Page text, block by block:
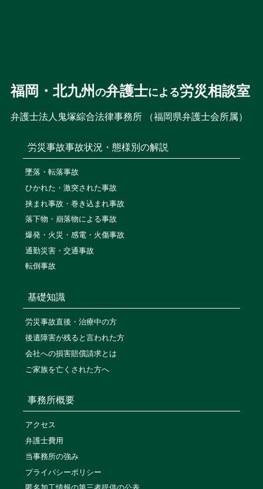
福岡・北九州 の弁護士による労災相談室
弁護士法人鬼塚綜合法律事務所 （福岡県弁護士会所属）
労災事故事故状況・態様別の解説
墜落・転落事故
ひかれた・激突された事故
挟まれ事故・巻き込まれ事故
落下物・崩落物による事故
爆発・火災・感電・火傷事故
通勤災害・交通事故
転倒事故
基礎知識
労災事故直後・治療中の方
後遺障害が残ると言われた方
会社への損害賠償請求とは
ご家族を亡くされた方へ
事務所概要
アクセス
弁護士費用
当事務所の強み
プライバシーポリシー